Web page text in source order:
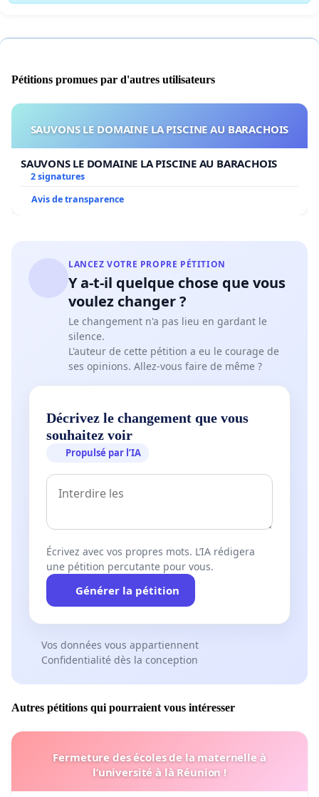
Pétitions promues par d'autres utilisateurs
SAUVONS LE DOMAINE LA PISCINE AU BARACHOIS
SAUVONS LE DOMAINE LA PISCINE AU BARACHOIS
2 signatures
Avis de transparence
LANCEZ VOTRE PROPRE PÉTITION
Y a-t-il quelque chose que vous
voulez changer ?
Le changement n'a pas lieu en gardant le
silence.
L'auteur de cette pétition a eu le courage de
ses opinions. Allez-vous faire de même ?
Décrivez le changement que vous
souhaitez voir
Propulsé par l’IA
Écrivez avec vos propres mots. L’IA rédigera
une pétition percutante pour vous.
Générer la pétition
Vos données vous appartiennent
Confidentialité dès la conception
Autres pétitions qui pourraient vous intéresser
Fermeture des écoles de la maternelle à
l’université à là Réunion !